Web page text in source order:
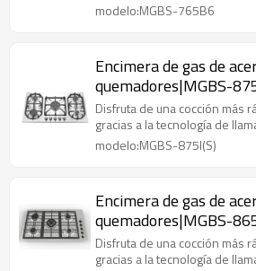
modelo:MGBS-765B6
Encimera de gas de
quemadores|MGBS-
Disfruta de una cocción más
gracias a la tecnología de
modelo:MGBS-875I(S)
Encimera de gas de
quemadores|MGBS-
Disfruta de una cocción más
gracias a la tecnología de